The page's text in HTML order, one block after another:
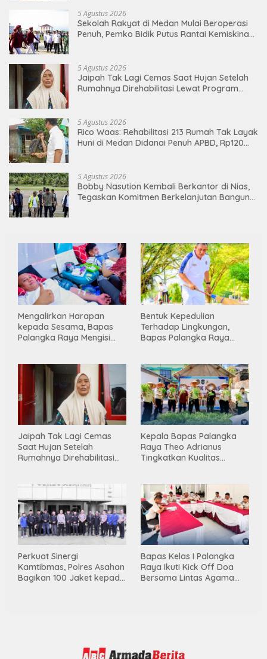
5 Agustus 2026
Sekolah Rakyat di Medan Mulai Beroperasi
Penuh, Pemko Bidik Putus Rantai Kemiskinan
5 Agustus 2026
Jaipah Tak Lagi Cemas Saat Hujan Setelah
Rumahnya Direhabilitasi Lewat Program
5 Agustus 2026
Rico Waas: Rehabilitasi 213 Rumah Tak Layak
Huni di Medan Didanai Penuh APBD, Rp120
5 Agustus 2026
Bobby Nasution Kembali Berkantor di Nias,
Tegaskan Komitmen Berkelanjutan Bangun
Mengalirkan Harapan
kepada Sesama, Bapas
Palangka Raya Mengisi
Bentuk Kepedulian
Terhadap Lingkungan,
Bapas Palangka Raya
ke-81
Jaipah Tak Lagi Cemas
Saat Hujan Setelah
Rumahnya Direhabilitasi
Kepala Bapas Palangka
Raya Theo Adrianus
Tingkatkan Kualitas
Pemasyarakatan
Perkuat Sinergi
Kamtibmas, Polres Asahan
Bagikan 100 Jaket kepada
Bapas Kelas I Palangka
Raya Ikuti Kick Off Doa
Bersama Lintas Agama